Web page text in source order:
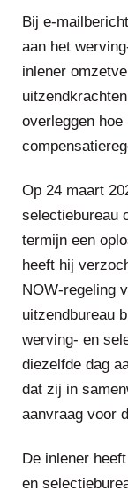
Bij e-
aan het
inlener
overleggen
Op 24 maart
selectiebureau
termijn een
heeft hij
NOW-regeling
uitzendbureau
werving- en
diezelfde dag
dat zij in
aanvraag voor
De inlener
en